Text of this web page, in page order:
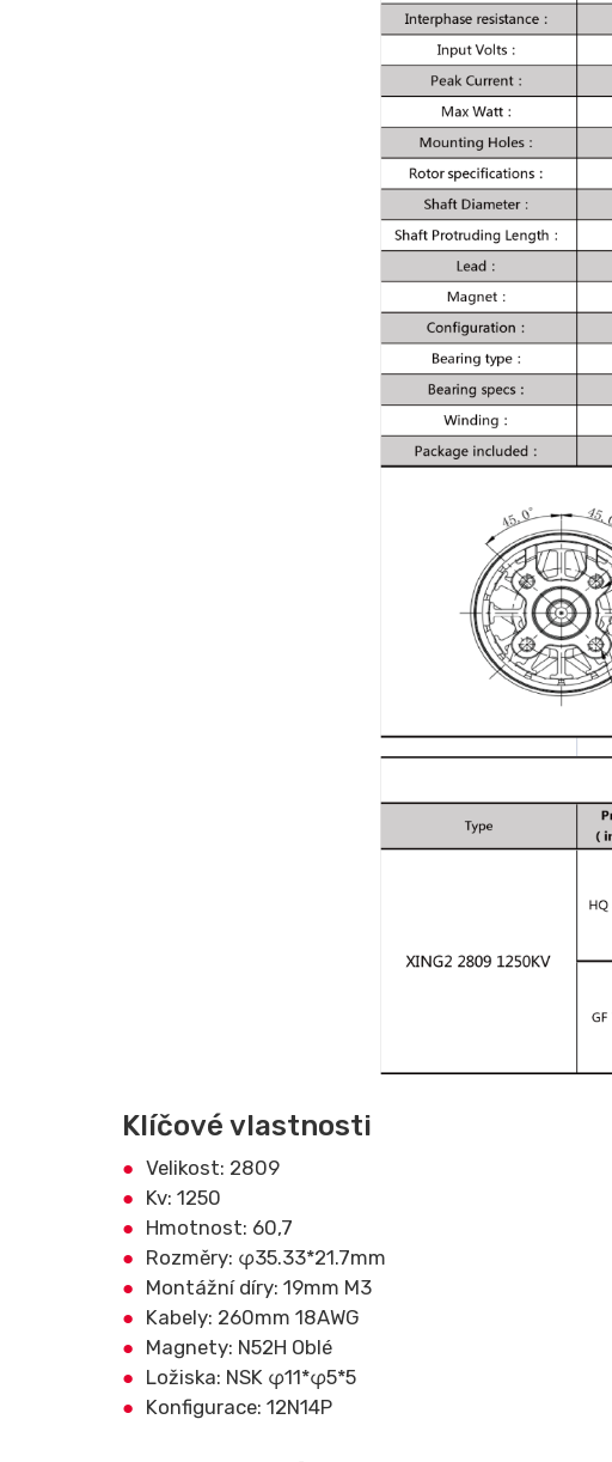
Klíčové vlastnosti
Velikost: 2809
Kv: 1250
Hmotnost: 60,7
Rozměry: φ35.33*21.7mm
Montážní díry: 19mm M3
Kabely: 260mm 18AWG
Magnety: N52H Oblé
Ložiska: NSK φ11*φ5*5
Konfigurace: 12N14P